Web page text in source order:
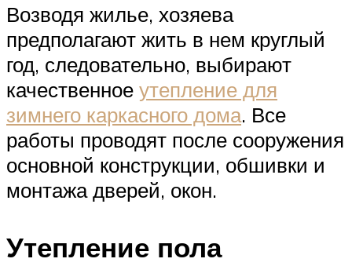
Возводя жилье, хозяева
предполагают жить в нем круглый
год, следовательно, выбирают
качественное утепление для
зимнего каркасного дома. Все
работы проводят после сооружения
основной конструкции, обшивки и
монтажа дверей, окон.
Утепление пола